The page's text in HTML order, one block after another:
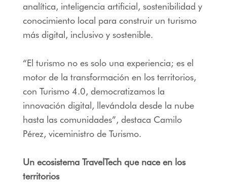
analítica, inteligencia artificial, sostenibilidad y
conocimiento local para construir un turismo
más digital, inclusivo y sostenible.
“El turismo no es solo una experiencia; es el
motor de la transformación en los territorios,
con Turismo 4.0, democratizamos la
innovación digital, llevándola desde la nube
hasta las comunidades”, destaca Camilo
Pérez, viceministro de Turismo.
Un ecosistema TravelTech que nace en los
territorios